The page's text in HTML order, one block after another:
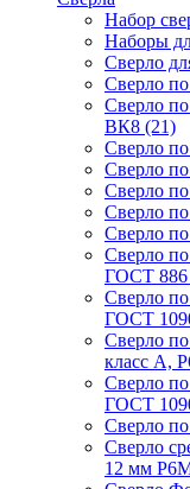
Набор
Наборы
Сверло
Сверло
Сверло
ВК8 (21)
Сверло
Сверло по
Сверло по
Сверло
Сверло по
Сверло
ГОСТ 886
Сверло
ГОСТ
Сверло
класс А,
Сверло
ГОСТ
Сверло
Сверло
12 мм